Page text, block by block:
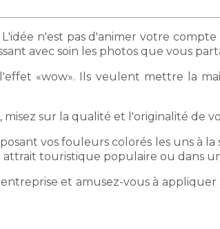
n'est pas d'animer votre
avec soin les photos que vous
«wow». Ils veulent mettre la
sur la qualité et l'originalité de
vos fouleurs colorés les uns à
touristique populaire ou dans
et amusez-vous à